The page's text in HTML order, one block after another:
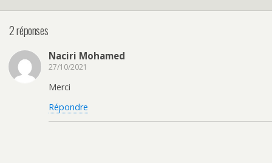
2 réponses
Naciri Mohamed
27/10/2021
Merci
Répondre